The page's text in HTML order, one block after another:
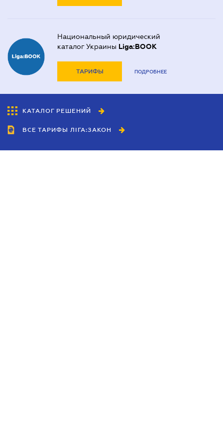
Национальный юридический
каталог Украины Liga:BOOK
ТАРИФЫ ПОДРОБНЕЕ
КАТАЛОГ РЕШЕНИЙ
ВСЕ ТАРИФЫ ЛІГА:ЗАКОН